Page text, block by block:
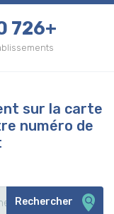
726+
sur la carte
numéro de
Rechercher